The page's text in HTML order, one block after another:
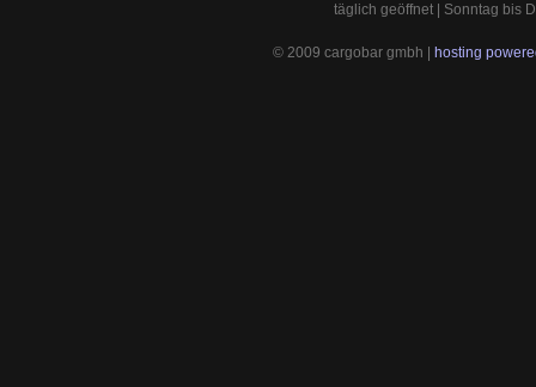
täglich geöffnet | Sonntag bis
© 2009 cargobar gmbh | hosting